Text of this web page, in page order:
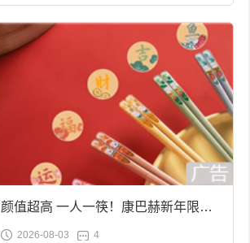
颜值超高 一人一筷！康巴赫新年限定
合金筷子大促：19.9元
2026-08-03 4